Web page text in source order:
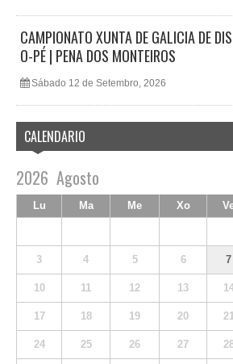
CAMPIONATO XUNTA DE GALICIA DE
O-PÉ | PENA DOS MONTEIROS
Sábado 12 de Setembro, 2026
CALENDARIO
2026 Agosto
Lu Ma Me Xo
3 4 5 6 7
10 11 12 13
17 18 19 20
24 25 26 27